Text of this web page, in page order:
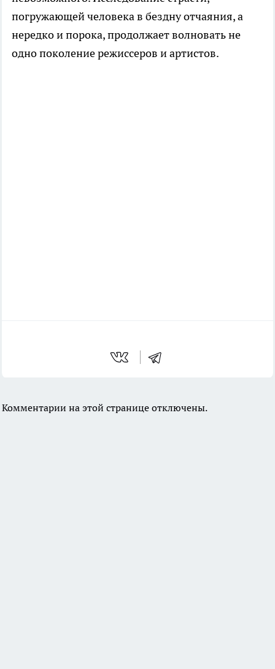
погружающей человека в бездну отчаяния, а
нередко и порока, продолжает волновать не
одно поколение режиссеров и артистов.
Комментарии на этой странице отключены.